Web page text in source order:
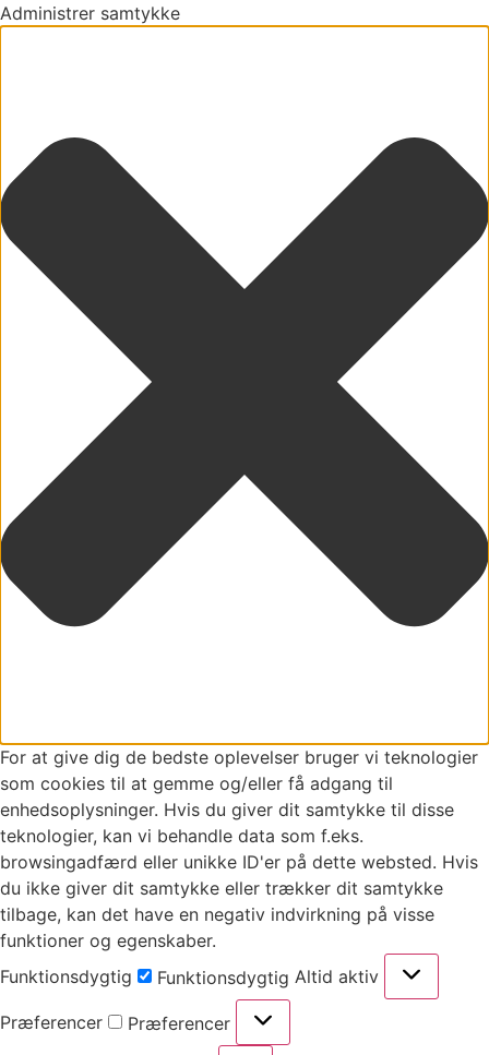
Administrer samtykke
For at give dig de bedste oplevelser bruger vi teknologier
som cookies til at gemme og/eller få adgang til
enhedsoplysninger. Hvis du giver dit samtykke til disse
teknologier, kan vi behandle data som f.eks.
browsingadfærd eller unikke ID'er på dette websted. Hvis
du ikke giver dit samtykke eller trækker dit samtykke
tilbage, kan det have en negativ indvirkning på visse
funktioner og egenskaber.
Funktionsdygtig
Funktionsdygtig Altid aktiv
Præferencer Præferencer